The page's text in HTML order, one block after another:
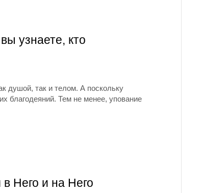
узнаете, кто
душой, так и телом. А поскольку
благодеяний. Тем не менее, упование
Него и на Него